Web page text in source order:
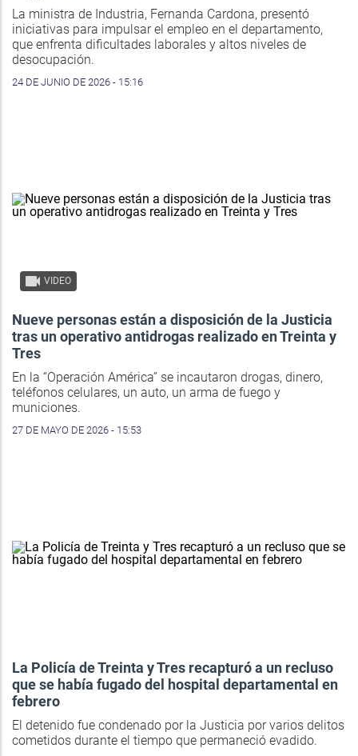
La ministra de Industria, Fernanda Cardona, presentó
iniciativas para impulsar el empleo en el departamento,
que enfrenta dificultades laborales y altos niveles de
desocupación.
24 DE JUNIO DE 2026 - 15:16
VIDEO
Nueve personas están a disposición de la Justicia
tras un operativo antidrogas realizado en Treinta y
Tres
En la “Operación América” se incautaron drogas, dinero,
teléfonos celulares, un auto, un arma de fuego y
municiones.
27 DE MAYO DE 2026 - 15:53
La Policía de Treinta y Tres recapturó a un recluso
que se había fugado del hospital departamental en
febrero
El detenido fue condenado por la Justicia por varios delitos
cometidos durante el tiempo que permaneció evadido.